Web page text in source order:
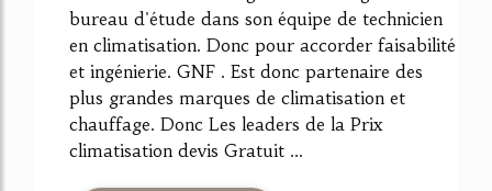
bureau d'étude dans son équipe de technicien
en climatisation. Donc pour accorder faisabilité
et ingénierie. GNF . Est donc partenaire des
plus grandes marques de climatisation et
chauffage. Donc Les leaders de la Prix
climatisation devis Gratuit ...